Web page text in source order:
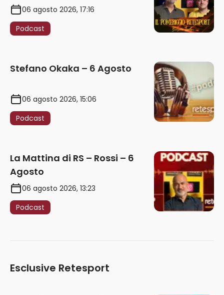
06 agosto 2026, 17:16
Podcast
Stefano Okaka – 6 Agosto
06 agosto 2026, 15:06
Podcast
La Mattina di RS – Rossi – 6
Agosto
06 agosto 2026, 13:23
Podcast
Esclusive Retesport